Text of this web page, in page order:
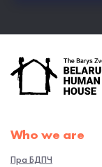
Who we are
Пра БДПЧ